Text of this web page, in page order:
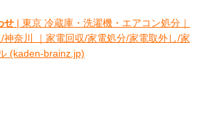
せ | 東京 冷蔵庫・洗濯機・エアコン処分｜
神奈川 ｜家電回収/家電処分/家電取外し/家
(kaden-brainz.jp)